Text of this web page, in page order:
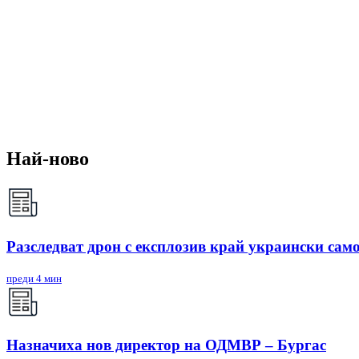
Най-ново
Разследват дрон с експлозив край украински
преди 4 мин
Назначиха нов директор на ОДМВР – Бургас